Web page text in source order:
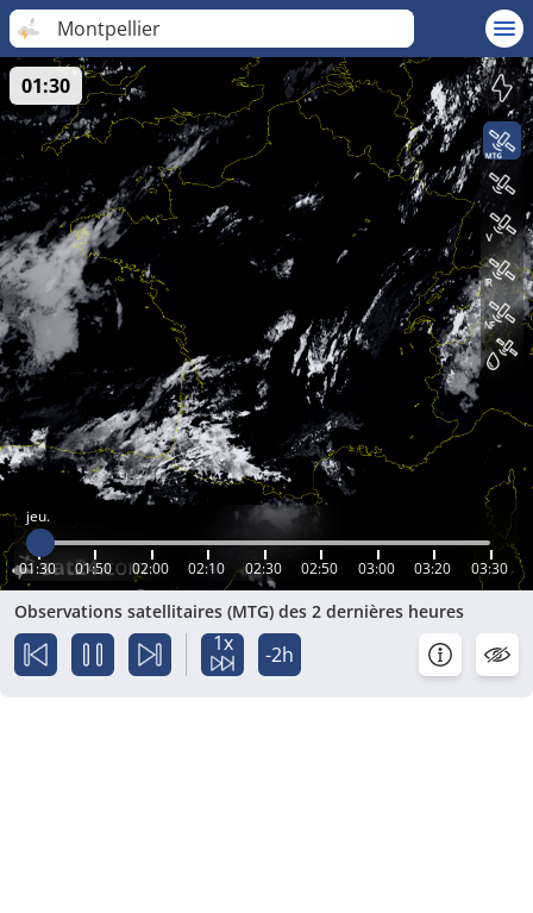
Montpellier
jeu.
01:30 01:50 02:00 02:10 02:30 02:50 03:00 03:20 03:30
01:30
Observations satellitaires (MTG) des 2 dernières heures
1x -2h